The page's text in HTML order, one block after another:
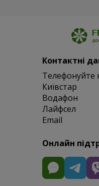
Контактні
Телефонуйте
Київстар
Водафон
Лайфсел
Email
Онлайн